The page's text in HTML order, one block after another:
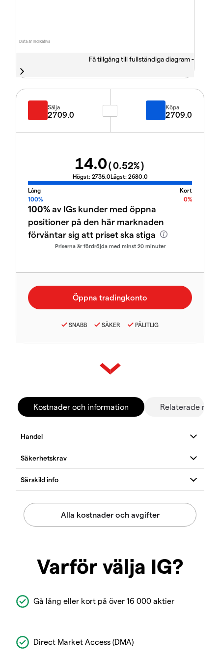
Data är indikativa
Få tillgång till fullständiga diagram -
Sälja
2709.0
Köpa
2709.0
14.0(0.52%)
Högst: 2735.0Lägst: 2680.0
Lång
Kort
100%
0%
100%av IGs kunder med öppna
positioner på den här marknaden
förväntar sig att priset ska stiga
Priserna är fördröjda med minst 20 minuter
SNABB SÄKER PÅLITLIG
Kostnader och information Relaterade
Varför välja IG?
Gå lång eller kort på över 16 000 aktier
Direct Market Access (DMA)